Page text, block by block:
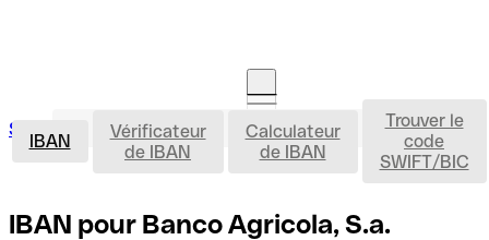
Se connecterOuvrir un compte IBAN
IBAN
Vérificateur
de IBAN
Calculateur
de IBAN
Trouver le
code
SWIFT/BIC
IBAN pour Banco Agricola, S.a.